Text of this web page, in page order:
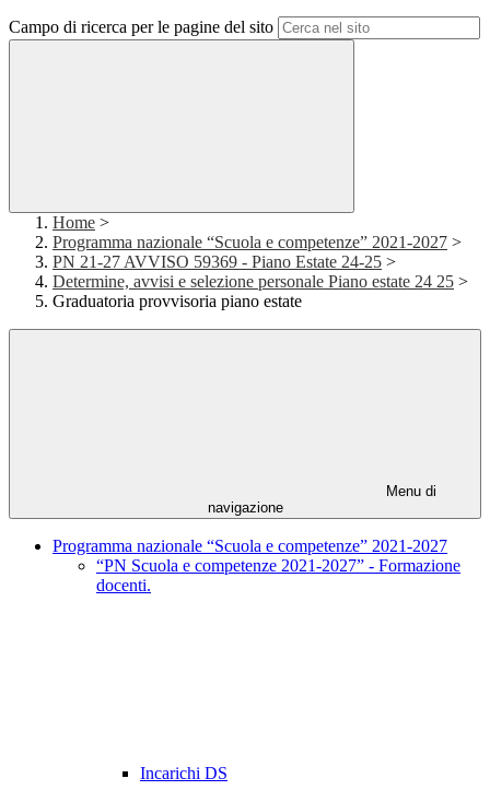
Campo di ricerca per le pagine del sito
Home >
Programma nazionale “Scuola e competenze” 2021-2027 >
PN 21-27 AVVISO 59369 - Piano Estate 24-25 >
Determine, avvisi e selezione personale Piano estate 24 25 >
Graduatoria provvisoria piano estate
Menu di
navigazione
Programma nazionale “Scuola e competenze” 2021-2027
“PN Scuola e competenze 2021-2027” - Formazione
docenti.
Incarichi DS